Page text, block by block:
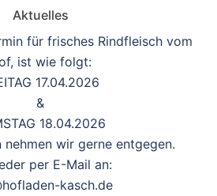
Aktuelles
für frisches Rindfleisch vom
ist wie folgt:
17.04.2026
&
18.04.2026
nehmen wir gerne entgegen.
per E-Mail an:
kasch.de